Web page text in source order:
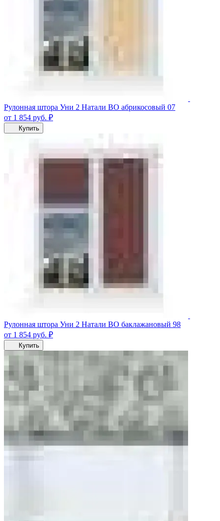
Рулонная штора Уни 2 Натали ВО абрикосовый 07
от 1 854 руб. ₽
Купить
Рулонная штора Уни 2 Натали ВО баклажановый 98
от 1 854 руб. ₽
Купить